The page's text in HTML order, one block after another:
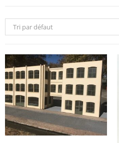
Tri par défaut